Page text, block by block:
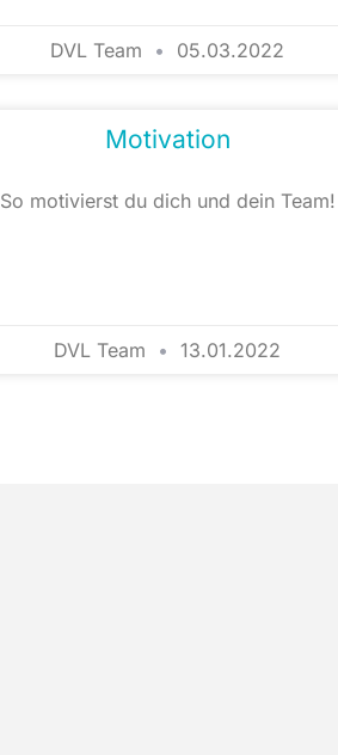
DVL Team 05.03.2022
Motivation
So motivierst du dich und dein Team!
DVL Team 13.01.2022